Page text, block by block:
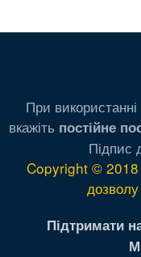
При
вкажіть постійне
Підпис
Copyright © 2018
Підтримати